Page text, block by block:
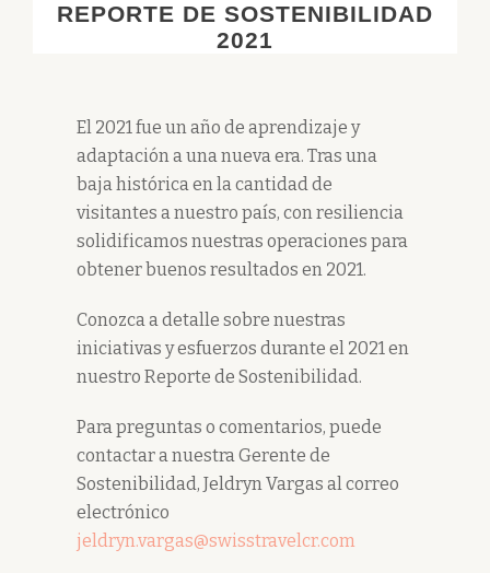
REPORTE DE SOSTENIBILIDAD
2021
El 2021 fue un año de aprendizaje y
adaptación a una nueva era. Tras una
baja histórica en la cantidad de
visitantes a nuestro país, con resiliencia
solidificamos nuestras operaciones para
obtener buenos resultados en 2021.
Conozca a detalle sobre nuestras
iniciativas y esfuerzos durante el 2021 en
nuestro Reporte de Sostenibilidad.
Para preguntas o comentarios, puede
contactar a nuestra Gerente de
Sostenibilidad, Jeldryn Vargas al correo
electrónico
jeldryn.vargas@swisstravelcr.com